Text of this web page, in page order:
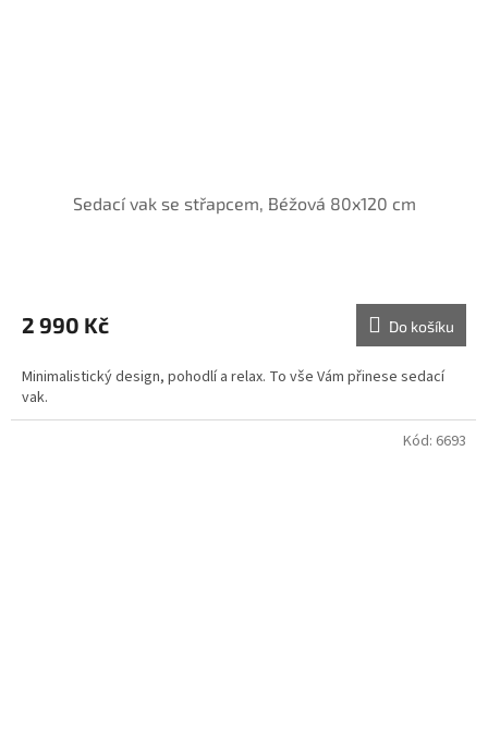
Sedací vak se střapcem, Béžová 80x120 cm
2 990 Kč Do košíku
Minimalistický design, pohodlí a relax. To vše Vám přinese sedací
vak.
Kód: 6693